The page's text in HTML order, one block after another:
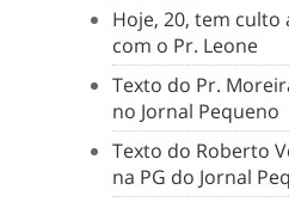
Hoje, 20, tem culto
com o Pr. Leone
Texto do Pr.
no Jornal Pequeno
Texto do Roberto
na PG do Jornal